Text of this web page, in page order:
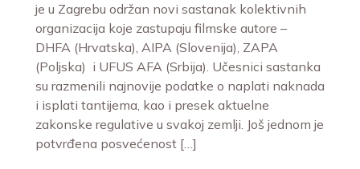
je u Zagrebu održan novi sastanak kolektivnih
organizacija koje zastupaju filmske autore –
DHFA (Hrvatska), AIPA (Slovenija), ZAPA
(Poljska) i UFUS AFA (Srbija). Učesnici sastanka
su razmenili najnovije podatke o naplati naknada
i isplati tantijema, kao i presek aktuelne
zakonske regulative u svakoj zemlji. Još jednom je
potvrđena posvećenost […]